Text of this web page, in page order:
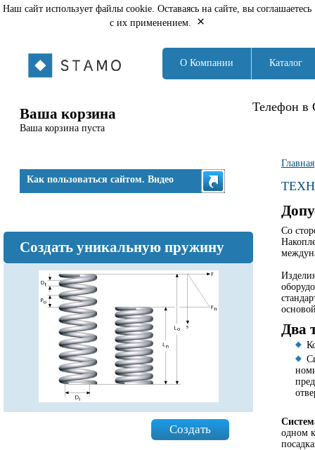
Наш сайт использует файлы cookie. Оставаясь на сайте, вы соглашаетесь
с их применением.
×
О Компании Каталог
Телефон в
Ваша корзина
Ваша корзина пуста
Как пользоваться сайтом. Видео
Создать уникальную пружину
Создать
Вы
Главная
Со
Два
одном